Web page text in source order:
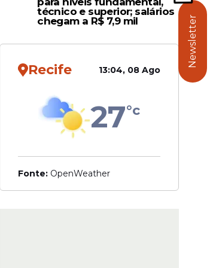
técnico e superior; salários
chegam a R$ 7,9 mil
Recife 13:04, 08 Ago
27°c
Fonte: OpenWeather
Newsletter